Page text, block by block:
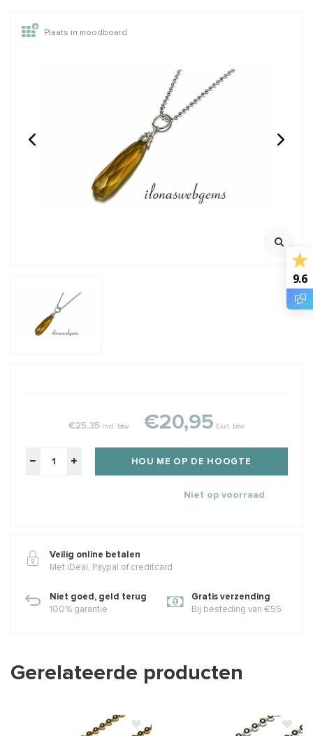
Vermeil hangertje met
Carneool
Ca. 15x8x4.5mm
Plaats in moodboard
€25,35 Incl. btw €20,95 Excl. btw
HOU ME OP DE HOOGTE
Niet op voorraad
Veilig online betalen
Met iDeal, Paypal of creditcard
Niet goed, geld terug
100% garantie
Gratis verzending
Bij besteding van €55
Gerelateerde producten
9.6